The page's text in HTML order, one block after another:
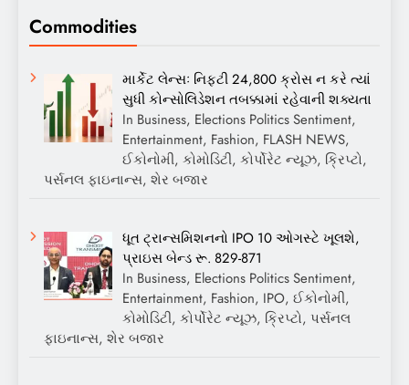
Commodities
માર્કેટ લેન્સઃ નિફ્ટી 24,800 ક્રોસ ન કરે ત્યાં
સુધી કોન્સોલિડેશન તબક્કામાં રહેવાની શક્યતા
In Business, Elections Politics Sentiment,
Entertainment, Fashion, FLASH NEWS,
ઈકોનોમી, કોમોડિટી, કોર્પોરેટ ન્યૂઝ, ક્રિપ્ટો,
પર્સનલ ફાઇનાન્સ, શેર બજાર
ધૂત ટ્રાન્સમિશનનો IPO 10 ઓગસ્ટે ખૂલશે,
પ્રાઇસ બેન્ડ રૂ. 829-871
In Business, Elections Politics Sentiment,
Entertainment, Fashion, IPO, ઈકોનોમી,
કોમોડિટી, કોર્પોરેટ ન્યૂઝ, ક્રિપ્ટો, પર્સનલ
ફાઇનાન્સ, શેર બજાર